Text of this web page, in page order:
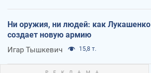
Ни оружия, ни людей: как Лукашенко
создает новую армию
Игар Тышкевич 15,8 т.